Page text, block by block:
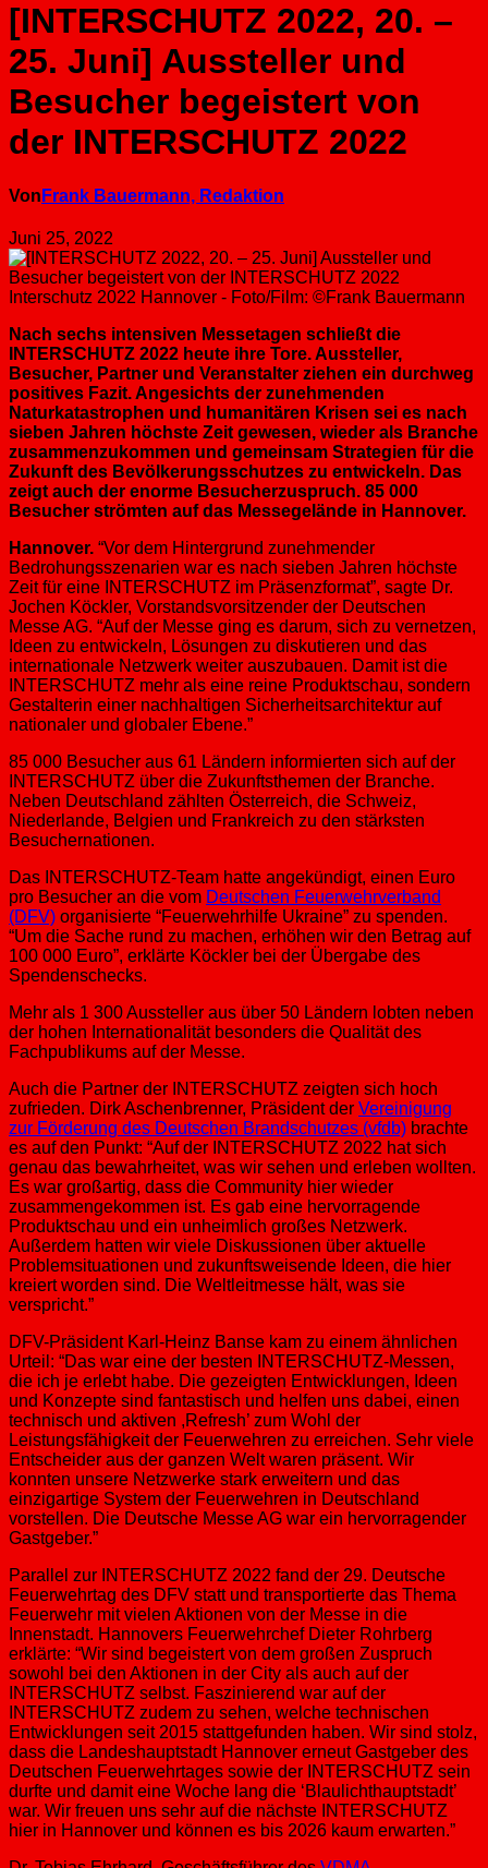
[INTERSCHUTZ 2022, 20. –
25. Juni] Aussteller und
Besucher begeistert von
der INTERSCHUTZ 2022
Von Frank Bauermann, Redaktion
Juni 25, 2022
Interschutz 2022 Hannover - Foto/Film: ©Frank Bauermann
Nach sechs intensiven Messetagen schließt die
INTERSCHUTZ 2022 heute ihre Tore. Aussteller,
Besucher, Partner und Veranstalter ziehen ein durchweg
positives Fazit. Angesichts der zunehmenden
Naturkatastrophen und humanitären Krisen sei es nach
sieben Jahren höchste Zeit gewesen, wieder als Branche
zusammenzukommen und gemeinsam Strategien für die
Zukunft des Bevölkerungsschutzes zu entwickeln. Das
zeigt auch der enorme Besucherzuspruch. 85 000
Besucher strömten auf das Messegelände in Hannover.
Hannover. “Vor dem Hintergrund zunehmender
Bedrohungsszenarien war es nach sieben Jahren höchste
Zeit für eine INTERSCHUTZ im Präsenzformat”, sagte Dr.
Jochen Köckler, Vorstandsvorsitzender der Deutschen
Messe AG. “Auf der Messe ging es darum, sich zu vernetzen,
Ideen zu entwickeln, Lösungen zu diskutieren und das
internationale Netzwerk weiter auszubauen. Damit ist die
INTERSCHUTZ mehr als eine reine Produktschau, sondern
Gestalterin einer nachhaltigen Sicherheitsarchitektur auf
nationaler und globaler Ebene.”
85 000 Besucher aus 61 Ländern informierten sich auf der
INTERSCHUTZ über die Zukunftsthemen der Branche.
Neben Deutschland zählten Österreich, die Schweiz,
Niederlande, Belgien und Frankreich zu den stärksten
Besuchernationen.
Das INTERSCHUTZ-Team hatte angekündigt, einen Euro
pro Besucher an die vom Deutschen Feuerwehrverband
(DFV) organisierte “Feuerwehrhilfe Ukraine” zu spenden.
“Um die Sache rund zu machen, erhöhen wir den Betrag auf
100 000 Euro”, erklärte Köckler bei der Übergabe des
Spendenschecks.
Mehr als 1 300 Aussteller aus über 50 Ländern lobten neben
der hohen Internationalität besonders die Qualität des
Fachpublikums auf der Messe.
Auch die Partner der INTERSCHUTZ zeigten sich hoch
zufrieden. Dirk Aschenbrenner, Präsident der Vereinigung
zur Förderung des Deutschen Brandschutzes (vfdb) brachte
es auf den Punkt: “Auf der INTERSCHUTZ 2022 hat sich
genau das bewahrheitet, was wir sehen und erleben wollten.
Es war großartig, dass die Community hier wieder
zusammengekommen ist. Es gab eine hervorragende
Produktschau und ein unheimlich großes Netzwerk.
Außerdem hatten wir viele Diskussionen über aktuelle
Problemsituationen und zukunftsweisende Ideen, die hier
kreiert worden sind. Die Weltleitmesse hält, was sie
verspricht.”
DFV-Präsident Karl-Heinz Banse kam zu einem ähnlichen
Urteil: “Das war eine der besten INTERSCHUTZ-Messen,
die ich je erlebt habe. Die gezeigten Entwicklungen, Ideen
und Konzepte sind fantastisch und helfen uns dabei, einen
technisch und aktiven ,Refresh’ zum Wohl der
Leistungsfähigkeit der Feuerwehren zu erreichen. Sehr viele
Entscheider aus der ganzen Welt waren präsent. Wir
konnten unsere Netzwerke stark erweitern und das
einzigartige System der Feuerwehren in Deutschland
vorstellen. Die Deutsche Messe AG war ein hervorragender
Gastgeber.”
Parallel zur INTERSCHUTZ 2022 fand der 29. Deutsche
Feuerwehrtag des DFV statt und transportierte das Thema
Feuerwehr mit vielen Aktionen von der Messe in die
Innenstadt. Hannovers Feuerwehrchef Dieter Rohrberg
erklärte: “Wir sind begeistert von dem großen Zuspruch
sowohl bei den Aktionen in der City als auch auf der
INTERSCHUTZ selbst. Faszinierend war auf der
INTERSCHUTZ zudem zu sehen, welche technischen
Entwicklungen seit 2015 stattgefunden haben. Wir sind stolz,
dass die Landeshauptstadt Hannover erneut Gastgeber des
Deutschen Feuerwehrtages sowie der INTERSCHUTZ sein
durfte und damit eine Woche lang die ‘Blaulichthauptstadt’
war. Wir freuen uns sehr auf die nächste INTERSCHUTZ
hier in Hannover und können es bis 2026 kaum erwarten.”